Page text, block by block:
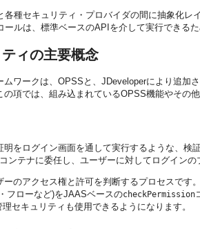
各種セキュリティ・プロバイダの間に抽象化
ールは、標準ベースのAPIを介して実行できる
ィの主要概念
ムワークは、OPSSと、JDeveloperにより追加
の項では、組み込まれているOPSS機能やその
明をログイン画面を通して実行するような、
ンテナに委任し、ユーザーに対してログイン
ーのアクセス権と許可を判断するプロセスで
フローなど)をJAASベースのcheckPermission
セキュリティも使用できるようになります。